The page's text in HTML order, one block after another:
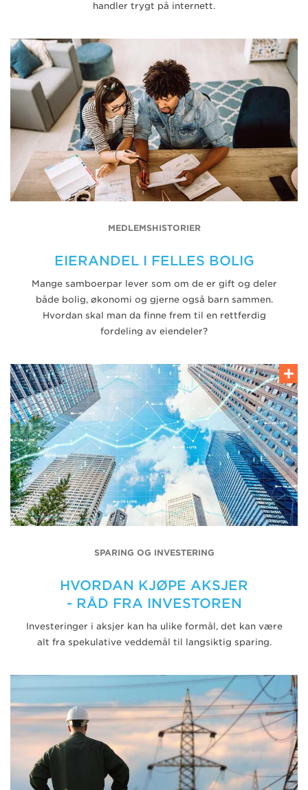
handler trygt på internett.
MEDLEMSHISTORIER
EIERANDEL I FELLES BOLIG
Mange samboerpar lever som om de er gift og deler
både bolig, økonomi og gjerne også barn sammen.
Hvordan skal man da finne frem til en rettferdig
fordeling av eiendeler?
SPARING OG INVESTERING
HVORDAN KJØPE AKSJER
- RÅD FRA INVESTOREN
Investeringer i aksjer kan ha ulike formål, det kan være
alt fra spekulative veddemål til langsiktig sparing.